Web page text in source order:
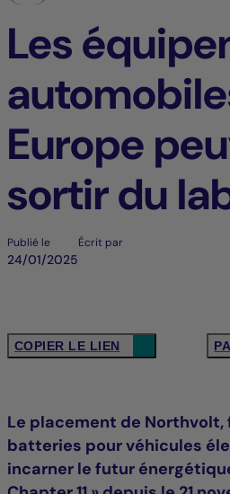
Les
Europe
sortir du
?
Publié le
24/01/2025
Écrit par
COPIER LE LIEN
Le placement de
batteries pour véhicules
incarner le futur